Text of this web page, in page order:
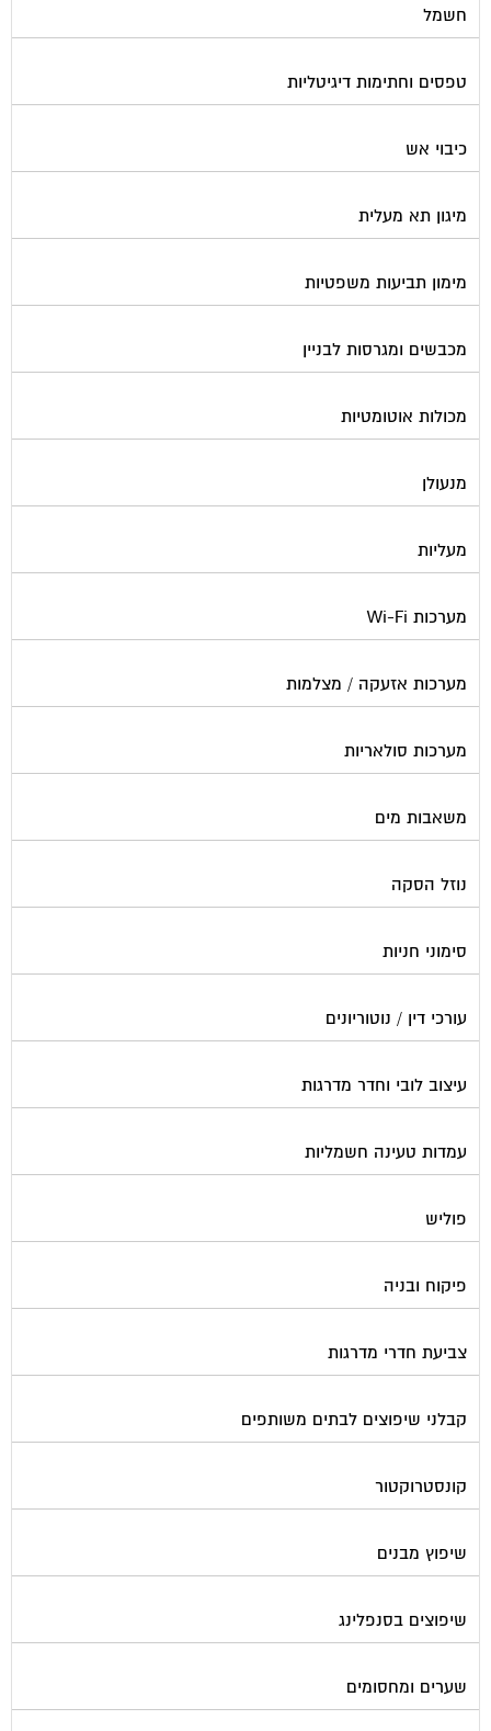
חשמל
טפסים וחתימות דיגיטליות
כיבוי אש
מיגון תא מעלית
מימון תביעות משפטיות
מכבשים ומגרסות לבניין
מכולות אוטומטיות
מנעולן
מעליות
מערכות Wi-Fi
מערכות אזעקה / מצלמות
מערכות סולאריות
משאבות מים
נוזל הסקה
סימוני חניות
עורכי דין / נוטוריונים
עיצוב לובי וחדר מדרגות
עמדות טעינה חשמליות
פוליש
פיקוח ובניה
צביעת חדרי מדרגות
קבלני שיפוצים לבתים משותפים
קונסטרוקטור
שיפוץ מבנים
שיפוצים בסנפלינג
שערים ומחסומים